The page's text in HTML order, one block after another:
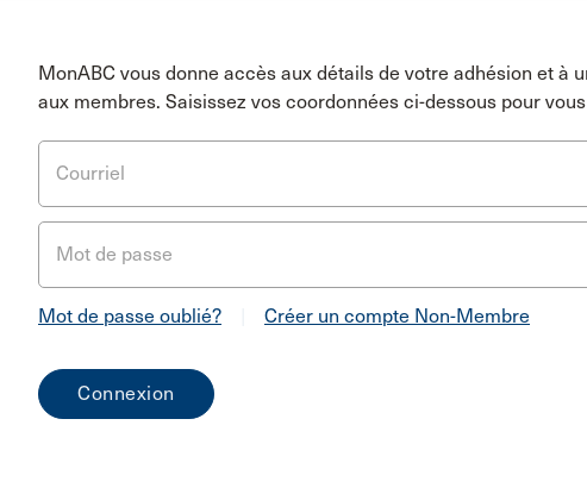
MonABC vous donne accès aux détails de votre adhésion et à
aux membres. Saisissez vos coordonnées ci-dessous pour
Courriel
Mot de passe
Mot de passe oublié? Créer un compte Non-Membre